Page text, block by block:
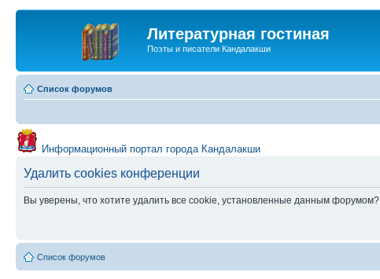
Литературная гостиная
Поэты и писатели Кандалакши
Список форумов
Информационный портал города Кандалакши
Удалить cookies конференции
Вы уверены, что хотите удалить все cookie, установленные данным форумом?
Список форумов